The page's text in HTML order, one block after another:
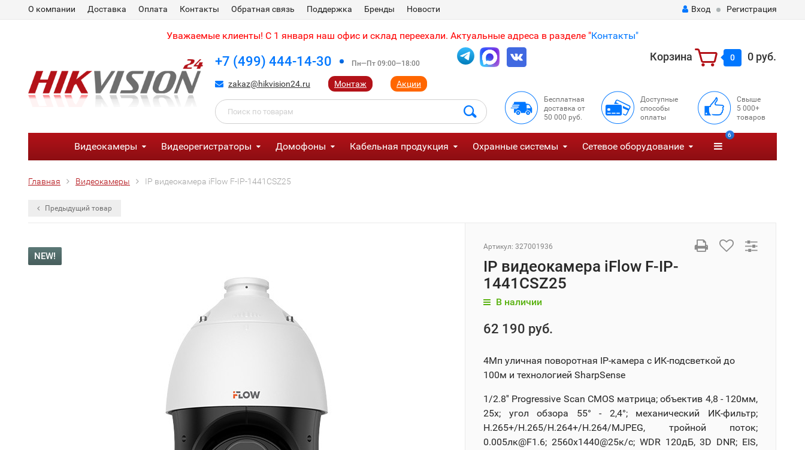
О компании Доставка Оплата Контакты Обратная связь Поддержка Бренды Новости Вход Регистрация
Уважаемые клиенты! С 1 января наш офис и склад переехали. Актуальные адреса в разделе "Контакты"
+7 (499) 444-14-30 Пн—Пт 09:00—18:00
zakaz@hikvision24.ru Монтаж Акции
Корзина 0 0 руб.
Бесплатная
доставка от
50 000 руб.
Доступные
способы
оплаты
Свыше
5 000+
товаров
Видеокамеры Видеорегистраторы Домофоны Кабельная продукция Охранные системы Сетевое оборудование
6
Главная Видеокамеры IP видеокамера iFlow F-IP-1441CSZ25
Предыдущий товар
NEW!
Артикул: 327001936
IP видеокамера iFlow F-IP-
1441CSZ25
В наличии
62 190 руб.
4Мп уличная поворотная IP-камера с ИК-подсветкой до
100м и технологией SharpSense
1/2.8'' Progressive Scan CMOS матрица; объектив 4,8 - 120мм,
25x; угол обзора 55° - 2,4°; механический ИК-фильтр;
H.265+/H.265/H.264+/H.264/MJPEG, тройной поток;
0.005лк@F1.6; 2560х1440@25к/с; WDR 120дБ, 3D DNR; EIS,